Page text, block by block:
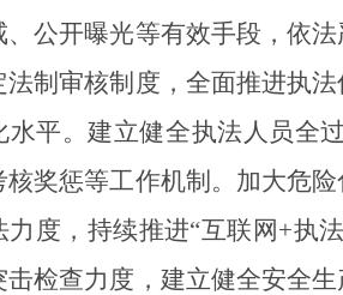
、公开曝光等有效手段，依
法制审核制度，全面推进执
水平。建立健全执法人员全
核奖惩等工作机制。加大危
力度，持续推进“互联网+执
击检查力度，建立健全安全